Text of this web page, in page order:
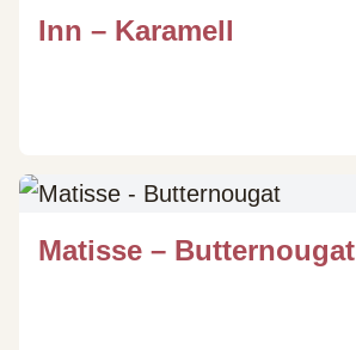
Inn – Karamell
Matisse – Butternougat